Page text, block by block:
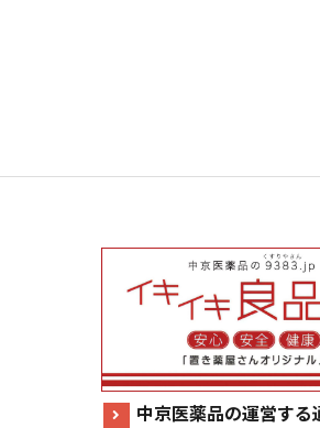
中京医薬品の運営する